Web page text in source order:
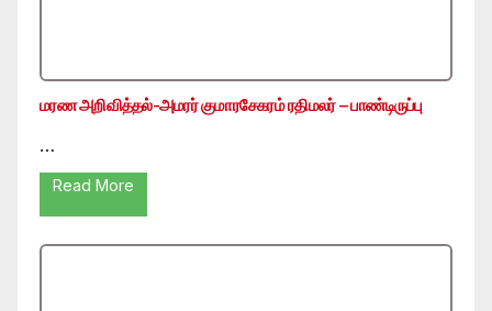
மரண அறிவித்தல்-அமரர் குமாரசேகரம் ரதிமலர் – பாண்டிருப்பு
…
Read More